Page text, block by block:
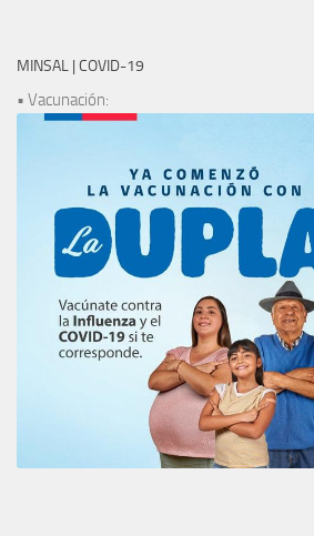
MINSAL | COVID-19
• Vacunación: